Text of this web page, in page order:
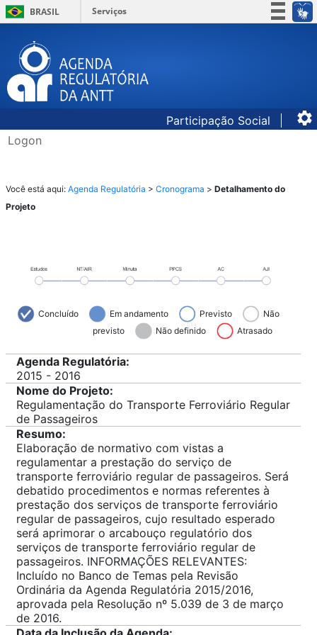
BRASIL
Serviços
Canais
Participação Social
Logon
​​​​​​Você está aqui: ​​​ Agenda Regulatória ​ > Cronograma ​ > Detalhamento do
Projeto
Concluído Em andamento Previsto
Não
previsto
Não definido Atrasado
Agenda Regulatória:
2015 - 2016
Nome do Projeto:
Regulamentação do Transporte Ferroviário Regular
de Passageiros
Resumo:
Elaboração de normativo com vistas a
regulamentar a prestação do serviço de
transporte ferroviário regular de passageiros. Será
debatido procedimentos e normas referentes à
prestação dos serviços de transporte ferroviário
regular de passageiros, cujo resultado esperado
será aprimorar o arcabouço regulatório dos
serviços de transporte ferroviário regular de
passageiros. INFORMAÇÕES RELEVANTES:
Incluído no Banco de Temas pela Revisão
Ordinária da Agenda Regulatória 2015/2016,
aprovada pela Resolução nº 5.039 de 3 de março
de 2016.